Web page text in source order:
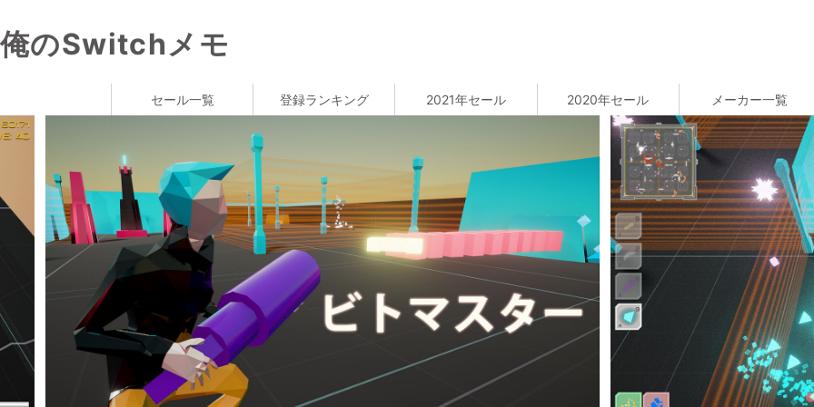
俺のSwitchメモ
セール一覧 登録ランキング 2021年セール 2020年セール メーカー一覧